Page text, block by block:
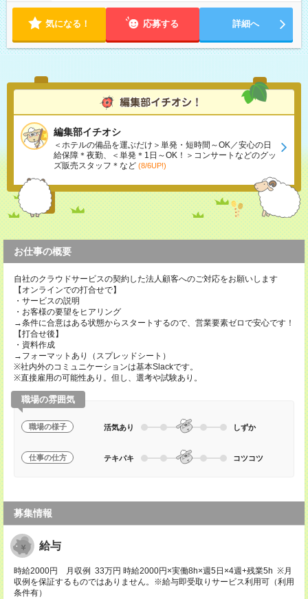
気になる！ 応募する 詳細へ
編集部イチオシ
＜ホテルの備品を運ぶだけ＞単発・短時間～OK／安心の日
給保障＊夜勤、＜単発＊1日～OK！＞コンサートなどのグッ
ズ販売スタッフ＊など (8/6UP!)
お仕事の概要
自社のクラウドサービスの契約した法人顧客へのご対応をお願いします
【オンラインでの打合せで】
・サービスの説明
・お客様の要望をヒアリング
→条件に合意はある状態からスタートするので、営業要素ゼロで安心です！
【打合せ後】
・資料作成
→フォーマットあり（スプレッドシート）
※社内外のコミュニケーションは基本Slackです。
※直接雇用の可能性あり。但し、選考や試験あり。
職場の雰囲気
職場の様子 活気あり しずか
仕事の仕方 テキパキ コツコツ
募集情報
給与
時給2000円 月収例 33万円 時給2000円×実働8h×週5日×4週+残業5h ※月
収例を保証するものではありません。※給与即受取りサービス利用可（利用
条件有）